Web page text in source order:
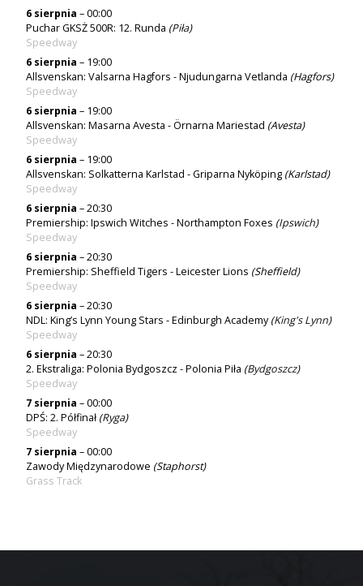
6 sierpnia – 00:00
Puchar GKSŻ 500R: 12. Runda (Piła)
Speedway
6 sierpnia – 19:00
Allsvenskan: Valsarna Hagfors - Njudungarna Vetlanda (Hagfors)
Speedway
6 sierpnia – 19:00
Allsvenskan: Masarna Avesta - Örnarna Mariestad (Avesta)
Speedway
6 sierpnia – 19:00
Allsvenskan: Solkatterna Karlstad - Griparna Nyköping (Karlstad)
Speedway
6 sierpnia – 20:30
Premiership: Ipswich Witches - Northampton Foxes (Ipswich)
Speedway
6 sierpnia – 20:30
Premiership: Sheffield Tigers - Leicester Lions (Sheffield)
Speedway
6 sierpnia – 20:30
NDL: King’s Lynn Young Stars - Edinburgh Academy(King's Lynn)
Speedway
6 sierpnia – 20:30
2. Ekstraliga: Polonia Bydgoszcz - Polonia Piła (Bydgoszcz)
Speedway
7 sierpnia – 00:00
DPŚ: 2. Półfinał(Ryga)
Speedway
7 sierpnia – 00:00
Zawody Międzynarodowe (Staphorst)
Grass Track